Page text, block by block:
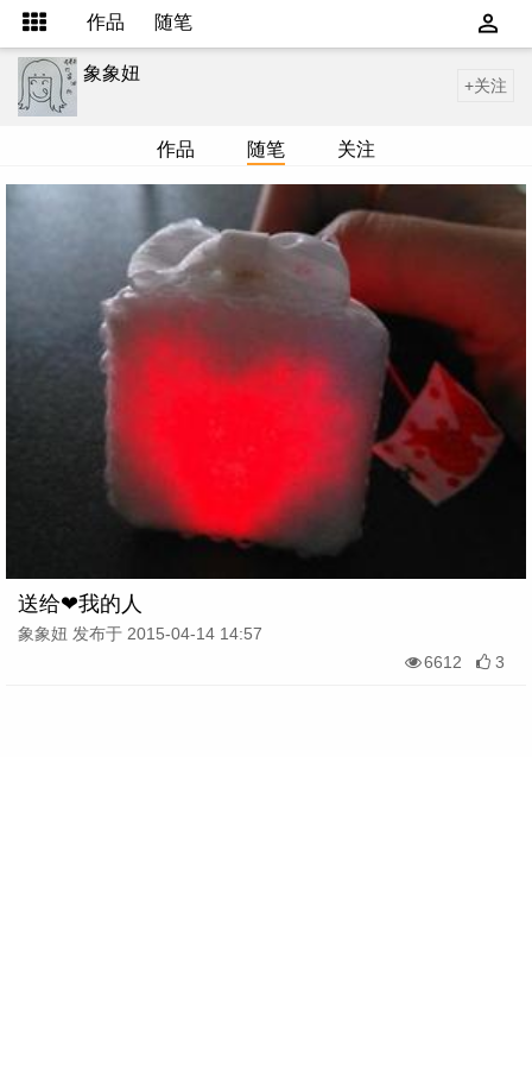
作品 随笔
象象妞
+关注
作品 随笔 关注
送给❤我的人
象象妞 发布于 2015-04-14 14:57
6612
3